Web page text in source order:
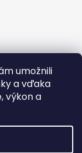
umožnili
a vďaka
výkon a